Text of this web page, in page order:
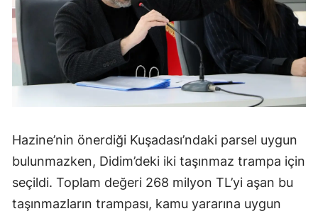
Hazine’nin önerdiği Kuşadası’ndaki parsel uygun
bulunmazken, Didim’deki iki taşınmaz trampa için
seçildi. Toplam değeri 268 milyon TL’yi aşan bu
taşınmazların trampası, kamu yararına uygun